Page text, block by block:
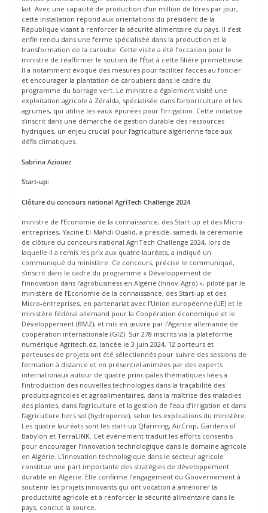
lait. Avec une capacité de production d’un million de litres par jour,
cette installation répond aux orientations du président de la
République visant à renforcer la sécurité alimentaire du pays. Il s’est
enfin rendu dans une ferme spécialisée dans la production et la
transformation de la caroube. Cette visite a été l’occasion pour le
ministre de réaffirmer le soutien de l’État à cette filière prometteuse.
Il a notamment évoqué des mesures pour faciliter l’accès au foncier
et encourager la plantation de caroubiers dans le cadre du
programme du barrage vert. Le ministre a également visité une
exploitation agricole à Zéralda, spécialisée dans l’arboriculture et les
agrumes, qui utilise les eaux épurées pour l’irrigation. Cette initiative
s’inscrit dans une démarche de gestion durable des ressources
hydriques, un enjeu crucial pour l’agriculture algérienne face aux
défis climatiques.
Sabrina Aziouez
Start-up:
Clôture du concours national AgriTech Challenge 2024
ministre de l’Economie de la connaissance, des Start-up et des Micro-
entreprises, Yacine El-Mahdi Oualid, a présidé, samedi, la cérémonie
de clôture du concours national AgriTech Challenge 2024, lors de
laquelle il a remis les prix aux quatre lauréats, a indiqué un
communiqué du ministère. Ce concours, précise le communiqué,
s’inscrit dans le cadre du programme « Développement de
l’innovation dans l’agrobusiness en Algérie (Innov-Agro) », piloté par le
ministère de l’Economie de la connaissance, des Start-up et des
Micro-entreprises, en partenariat avec l’Union européenne (UE) et le
ministère fédéral allemand pour la Coopération économique et le
Développement (BMZ), et mis en œuvre par l’Agence allemande de
coopération internationale (GIZ). Sur 278 inscrits via la plateforme
numérique Agritech.dz, lancée le 3 juin 2024, 12 porteurs et
porteuses de projets ont été sélectionnés pour suivre des sessions de
formation à distance et en présentiel animées par des experts
internationaux autour de quatre principales thématiques liées à
l’introduction des nouvelles technologies dans la traçabilité des
produits agricoles et agroalimentaires, dans la maîtrise des maladies
des plantes, dans l’agriculture et la gestion de l’eau d’irrigation et dans
l’agriculture hors sol (hydroponie), selon les explications du ministère.
Les quatre lauréats sont les start-up Qfarming, AirCrop, Gardens of
Babylon et TerraLINK. Cet événement traduit les efforts consentis
pour encourager l’innovation technologique dans le domaine agricole
en Algérie. L’innovation technologique dans le secteur agricole
constitue une part importante des stratégies de développement
durable en Algérie. Elle confirme l’engagement du Gouvernement à
soutenir les projets innovants qui ont vocation à améliorer la
productivité agricole et à renforcer la sécurité alimentaire dans le
pays, conclut la source.